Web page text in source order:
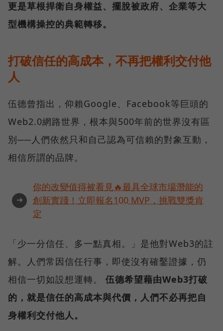
更是草根捍衛自身權益、擺脫被政府、企業等大
型機構操控的典範轉移。
打破信任的高成本，不再把權利交付他
人
伍德曾指出，仰賴Google、Facebook等巨頭的
Web2.0網路世界，根本與500年前的世界沒有區
別──人們依然只和自己認為可信賴的對象互動，
相信所謂的品牌。
➜
你的改變值得被看見🔥最具全球市場潛能的
創新實踐！立即報名100 MVP，挑戰雙獎肯
定
「少一分信任、多一點真相。」是他對Web3的註
解。人們常因信任行事，即使沒有確鑿證據，仍
相信一切如設想運轉。 伍德希望藉由Web3打破
的，就是信任的高成本與代價，人們不必再把自
身權利交付他人。